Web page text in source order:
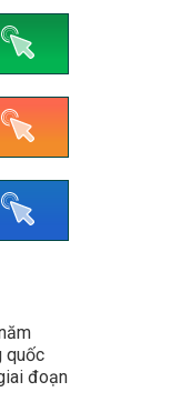
quốc
đoạn